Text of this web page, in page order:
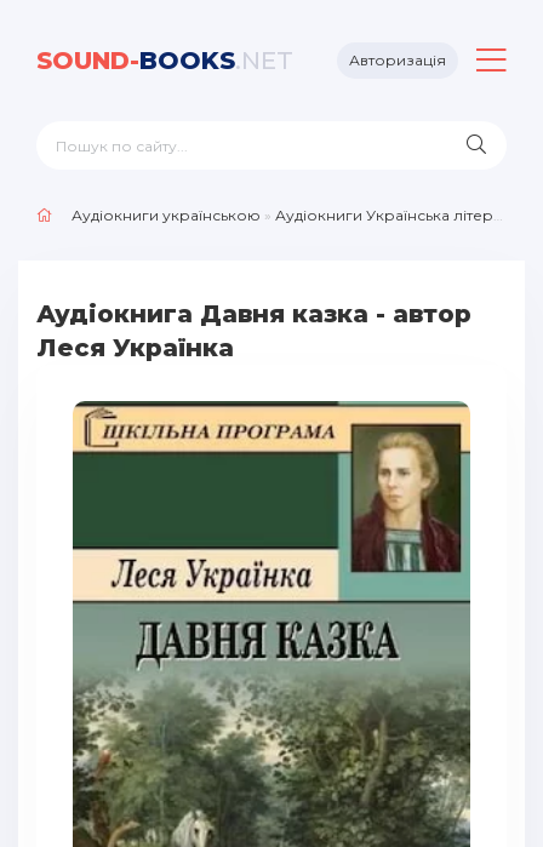
SOUND-BOOKS.NET Авторизація
Аудіокниги українською » Аудіокниги Українська література
Аудіокнига Давня казка - автор
Леся Українка